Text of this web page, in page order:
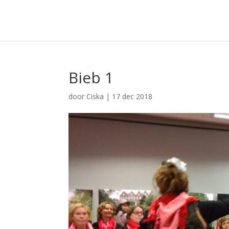
Bieb 1
door Ciska | 17 dec 2018